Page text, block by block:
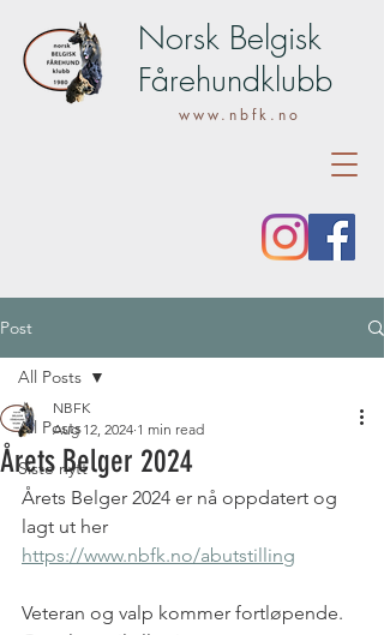
Norsk Belgisk
Fårehundklubb
www.nbfk.no
Post
All Posts
Siste nytt
All Posts
Årets Belger 2024
NBFK
Aug 12, 2024 1 min read
Årets Belger 2024 er nå oppdatert og
lagt ut her
https://www.nbfk.no/abutstilling
Veteran og valp kommer fortløpende.